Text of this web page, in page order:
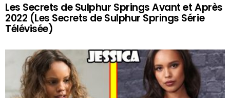
Les Secrets de Sulphur Springs Avant et Après
2022 (Les Secrets de Sulphur Springs Série
Télévisée)